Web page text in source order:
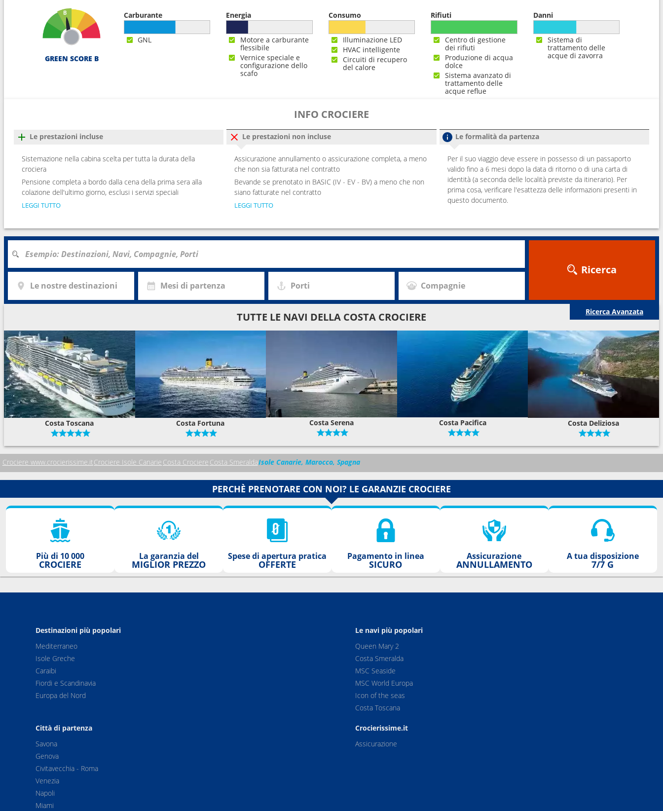
GREEN SCORE B
Carburante
GNL
Energia
Motore a carburante
flessibile
Vernice speciale e
configurazione dello
scafo
Consumo
Illuminazione LED
HVAC intelligente
Circuiti di recupero
del calore
Rifiuti
Centro di gestione
dei rifiuti
Produzione di acqua
dolce
Sistema avanzato di
trattamento delle
acque reflue
Danni
Sistema di
trattamento delle
acque di zavorra
INFO CROCIERE
Le prestazioni incluse
Sistemazione nella cabina scelta per tutta la durata della
crociera
Pensione completa a bordo dalla cena della prima sera alla
colazione dell'ultimo giorno, esclusi i servizi speciali
LEGGI TUTTO
Le prestazioni non incluse
Assicurazione annullamento o assicurazione completa, a meno
che non sia fatturata nel contratto
Bevande se prenotato in BASIC (IV - EV - BV) a meno che non
siano fatturate nel contratto
LEGGI TUTTO
Le formalità da partenza
Per il suo viaggio deve essere in possesso di un passaporto
valido fino a 6 mesi dopo la data di ritorno o di una carta di
identità (a seconda delle località previste da itinerario). Per
prima cosa, verificare l'esattezza delle informazioni presenti in
questo documento.
Le nostre destinazioni Mesi di partenza Porti Compagnie
Ricerca
Ricerca Avanzata
TUTTE LE NAVI DELLA COSTA CROCIERE
Costa Toscana Costa Fortuna Costa Serena Costa Pacifica Costa Deliziosa
Crociere www.crocierissime.itCrociere Isole Canarie Costa Crociere Costa SmeraldaIsole Canarie, Marocco, Spagna
PERCHÈ PRENOTARE CON NOI? LE GARANZIE CROCIERE
Più di 10 000
CROCIERE
La garanzia del
MIGLIOR PREZZO
Spese di apertura pratica
OFFERTE
Pagamento in linea
SICURO
Assicurazione
ANNULLAMENTO
A tua disposizione
7/7 G
Destinazioni più popolari
Mediterraneo
Isole Greche
Caraibi
Fiordi e Scandinavia
Europa del Nord
Le navi più popolari
Queen Mary 2
Costa Smeralda
MSC Seaside
MSC World Europa
Icon of the seas
Costa Toscana
Città di partenza
Savona
Genova
Civitavecchia - Roma
Venezia
Napoli
Miami
Crocierissime.it
Assicurazione